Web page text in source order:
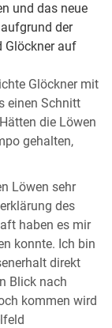
und das neue
der
Glöckner auf
Glöckner mit
einen Schnitt
die Löwen
gehalten,
Löwen sehr
des
haben es mir
konnte. Ich bin
direkt
Blick nach
kommen wird